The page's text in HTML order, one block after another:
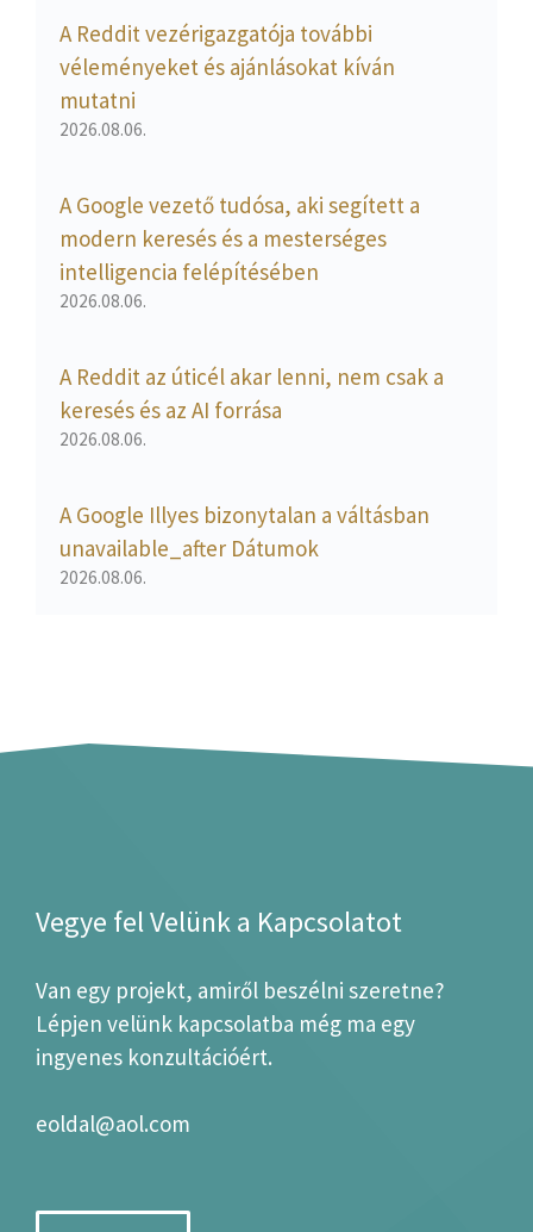
A Reddit vezérigazgatója további
véleményeket és ajánlásokat kíván
mutatni
2026.08.06.
A Google vezető tudósa, aki segített a
modern keresés és a mesterséges
intelligencia felépítésében
2026.08.06.
A Reddit az úticél akar lenni, nem csak a
keresés és az AI forrása
2026.08.06.
A Google Illyes bizonytalan a váltásban
unavailable_after Dátumok
2026.08.06.
Vegye fel Velünk a Kapcsolatot
Van egy projekt, amiről beszélni szeretne?
Lépjen velünk kapcsolatba még ma egy
ingyenes konzultációért.
eoldal@aol.com